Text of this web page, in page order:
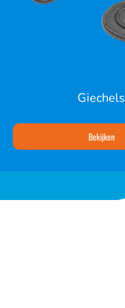
Giechels
Bekijken